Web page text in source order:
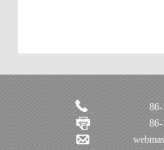
86-
86-